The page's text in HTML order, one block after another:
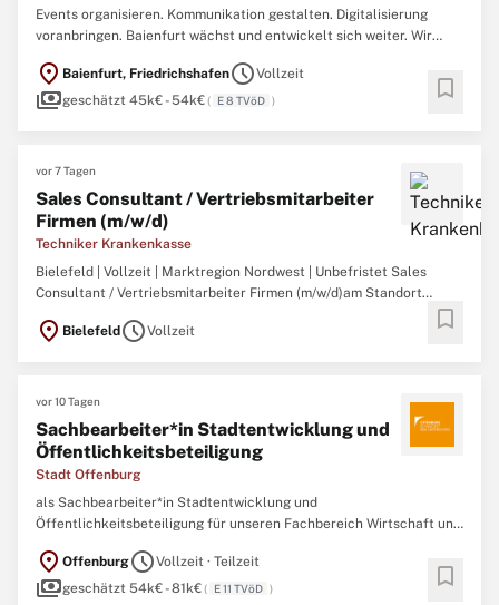
Events organisieren. Kommunikation gestalten. Digitalisierung
voranbringen. Baienfurt wächst und entwickelt sich weiter. Wir
Dafür suchen wir eine engagierte Persönlichkeit, die Ideen
einbringt, Projekte voranbringt und
location_on Baienfurt, FriedrichshafenscheduleVollzeit
paymentsgeschätzt 45k€ - 54k€( E 8 TVöD ) bookmark
vor 7 Tagen
Sales Consultant / Vertriebsmitarbeiter
Firmen (m/w/d)
Techniker Krankenkasse
Bielefeld | Vollzeit | Marktregion Nordwest | Unbefristet Sales
Consultant / Vertriebsmitarbeiter Firmen (m/w/d)am Standort
umfangreichen Qualifizierungsphase ein eigenes
location_on Bielefeld scheduleVollzeit bookmark
vor 10 Tagen
Sachbearbeiter*in Stadtentwicklung und
Öffentlichkeitsbeteiligung
Stadt Offenburg
als Sachbearbeiter*in Stadtentwicklung und
Öffentlichkeitsbeteiligung für unseren Fachbereich Wirtschaft und
Teilzeit (29,25–39 Std./Woche). Mit Deiner Tätigkeit machst Du den
Unterschied! Alles, was wir als Mitarbeiter*innen
location_on OffenburgscheduleVollzeit · Teilzeit
paymentsgeschätzt 54k€ - 81k€( E 11 TVöD ) bookmark